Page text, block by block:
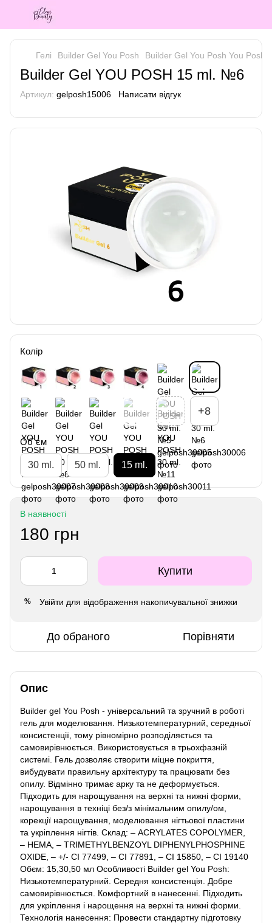
Гелі Builder Gel You Posh Builder Gel You Posh You Posh
Builder Gel YOU POSH 15 ml. №6
Артикул: gelposh15006 Написати відгук
Колір
+8
Об`єм
30 ml. 50 ml. 15 ml.
В наявності
180 грн
Купити
% Увійти для відображення накопичувальної знижки
До обраного Порівняти
Опис
Builder gel You Posh - універсальний та зручний в роботі
гель для моделювання. Низькотемпературний, середньої
консистенції, тому рівномірно розподіляється та
самовирівнюється. Використовується в трьохфазній
системі. Гель дозволяє створити міцне покриття,
вибудувати правильну архітектуру та працювати без
опилу. Відмінно тримає арку та не деформується.
Підходить для нарощування на верхні та нижні форми,
нарощування в техніці без/з мінімальним опилу/ом,
корекції нарощування, моделювання нігтьової пластини
та укріплення нігтів. Склад: – ACRYLATES COPOLYMER,
– HEMA, – TRIMETHYLBENZOYL DIPHENYLPHOSPHINE
OXIDE, – +/- CI 77499, – CI 77891, – CI 15850, – CI 19140
Обєм: 15,30,50 мл Особливості Builder gel You Posh:
Низькотемпературний. Середня консистенція. Добре
самовирівнюється. Комфортний в нанесенні. Підходить
для укріплення і нарощення на верхні та нижні форми.
Технологія нанесення: Провести стандартну підготовку